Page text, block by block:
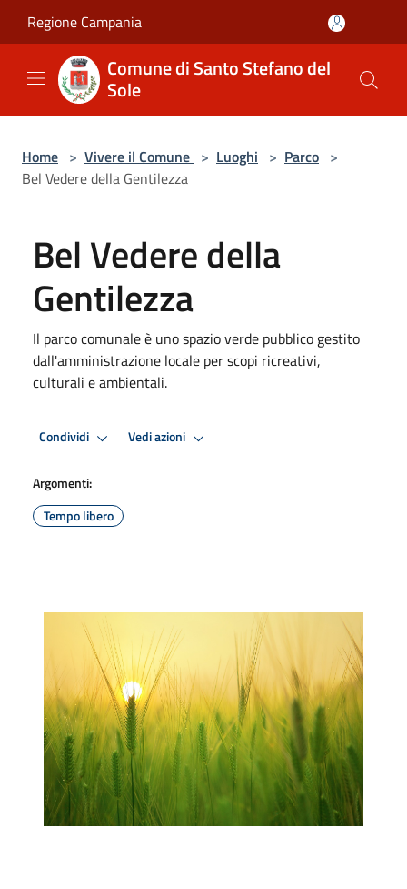
Regione Campania
Comune di Santo Stefano del
Sole
Home > Vivere il Comune > Luoghi > Parco >
Bel Vedere della Gentilezza
Bel Vedere della
Gentilezza
Il parco comunale è uno spazio verde pubblico gestito
dall'amministrazione locale per scopi ricreativi,
culturali e ambientali.
Condividi Vedi azioni
Argomenti:
Tempo libero